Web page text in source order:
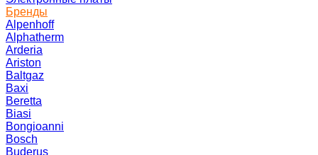
Бренды
Alpenhoff
Alphatherm
Arderia
Ariston
Baltgaz
Baxi
Beretta
Biasi
Bongioanni
Bosch
Buderus